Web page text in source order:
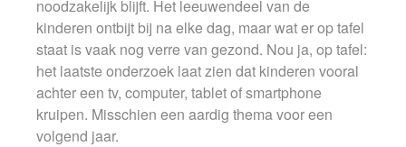
noodzakelijk blijft. Het leeuwendeel van de
kinderen ontbijt bij na elke dag, maar wat er op tafel
staat is vaak nog verre van gezond. Nou ja, op tafel:
het laatste onderzoek laat zien dat kinderen vooral
achter een tv, computer, tablet of smartphone
kruipen. Misschien een aardig thema voor een
volgend jaar.